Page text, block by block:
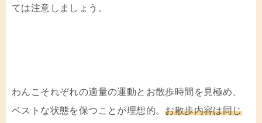
ては注意しましょう。
わんこそれぞれの適量の運動とお散歩時間を見極め、
ベストな状態を保つことが理想的。お散歩内容は同じ